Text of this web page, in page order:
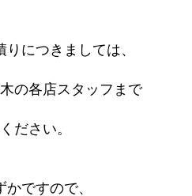
につきましては、
の各店スタッフまで
ださい。
ですので、